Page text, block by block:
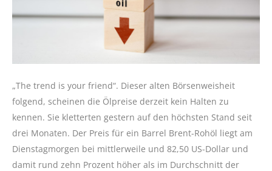
„The trend is your friend“. Dieser alten Börsenweisheit
folgend, scheinen die Ölpreise derzeit kein Halten zu
kennen. Sie kletterten gestern auf den höchsten Stand seit
drei Monaten. Der Preis für ein Barrel Brent-Rohöl liegt am
Dienstagmorgen bei mittlerweile und 82,50 US-Dollar und
damit rund zehn Prozent höher als im Durchschnitt der